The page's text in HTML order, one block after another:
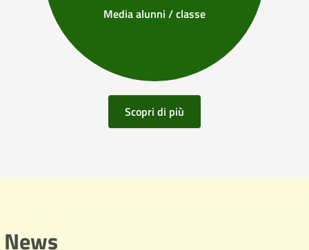
Media alunni / classe
Scopri di più
News